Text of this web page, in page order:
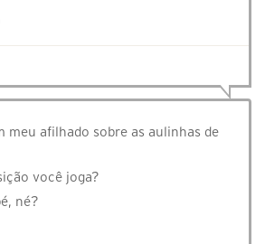
meu afilhado sobre as aulinhas de
você joga?
né?